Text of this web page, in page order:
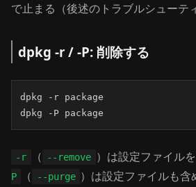
で止まる（後述のトラブルシューテ
dpkg -r / -P: 削除する
dpkg -r package
dpkg -P package
-r （ --remove ）は設定ファイルを
P
（ --purge ）は設定ファイルも含